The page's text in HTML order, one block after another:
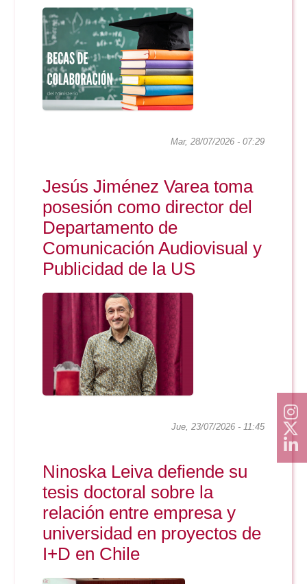
Mar, 28/07/2026 - 07:29
Jesús Jiménez Varea toma
posesión como director del
Departamento de
Comunicación Audiovisual y
Publicidad de la US
Jue, 23/07/2026 - 11:45
Ninoska Leiva defiende su
tesis doctoral sobre la
relación entre empresa y
universidad en proyectos de
I+D en Chile